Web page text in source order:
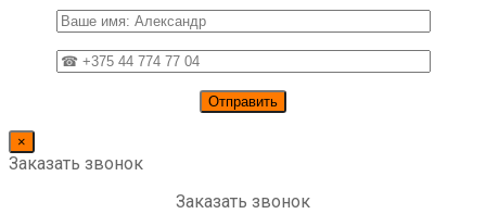
×
Заказать звонок
Заказать звонок